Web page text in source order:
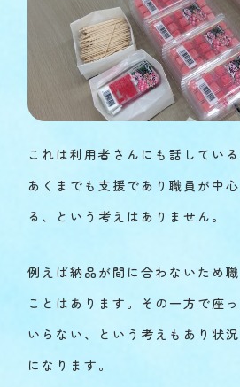
これは利用者さんにも話してい
あくまでも支援であり職員が中
る、という考えはありません。
例えば納品が間に合わないため
ことはあります。その一方で座
いらない、という考えもあり状
になります。